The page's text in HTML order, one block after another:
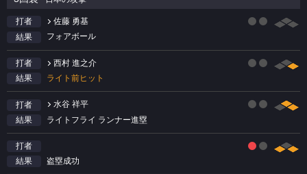
打者
佐藤 勇基
結果
フォアボール
打者
西村 進之介
結果
ライト前ヒット
打者
水谷 祥平
結果
ライトフライ ランナー進塁
打者
結果
盗塁成功